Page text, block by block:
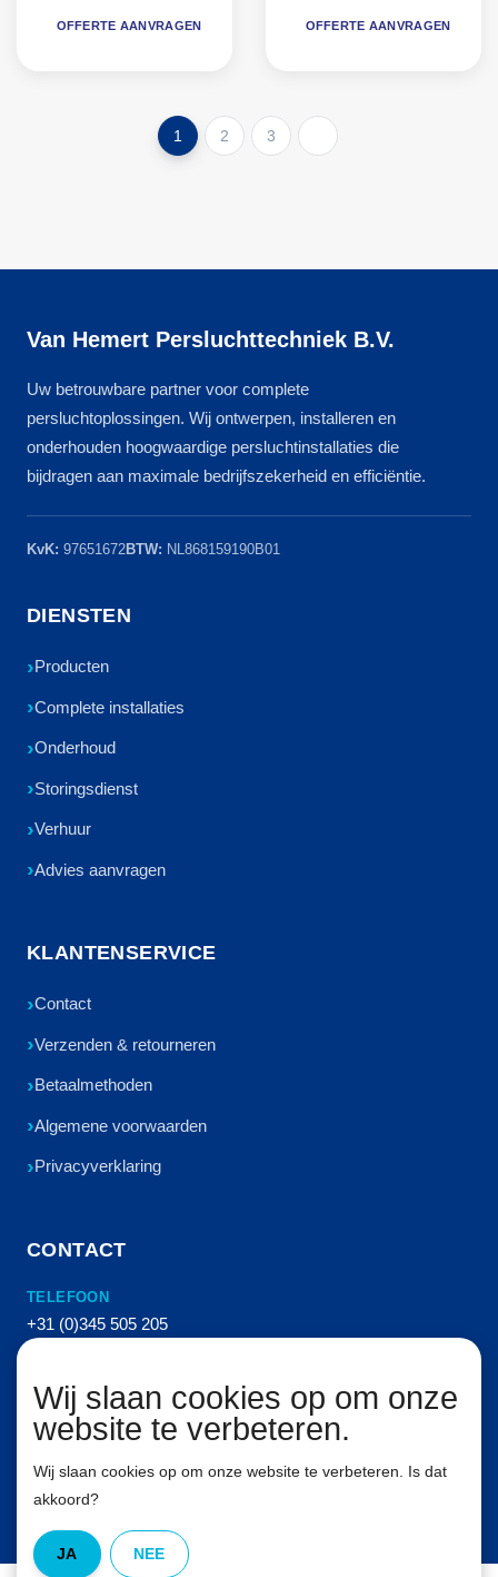
OFFERTE AANVRAGEN OFFERTE AANVRAGEN
1 2 3
Van Hemert Persluchttechniek B.V.
Uw betrouwbare partner voor complete
persluchtoplossingen. Wij ontwerpen, installeren en
onderhouden hoogwaardige persluchtinstallaties die
bijdragen aan maximale bedrijfszekerheid en efficiëntie.
KvK: 97651672BTW: NL868159190B01
DIENSTEN
Producten
Complete installaties
Onderhoud
Storingsdienst
Verhuur
Advies aanvragen
KLANTENSERVICE
Contact
Verzenden & retourneren
Betaalmethoden
Algemene voorwaarden
Privacyverklaring
CONTACT
TELEFOON
+31 (0)345 505 205
info@vanhemertperslucht.nl
ADRES
Molenkampstraat 16
4157 GN Enspijk
Wij slaan cookies op om onze
website te verbeteren.
Wij slaan cookies op om onze website te verbeteren. Is dat
akkoord?
JA NEE